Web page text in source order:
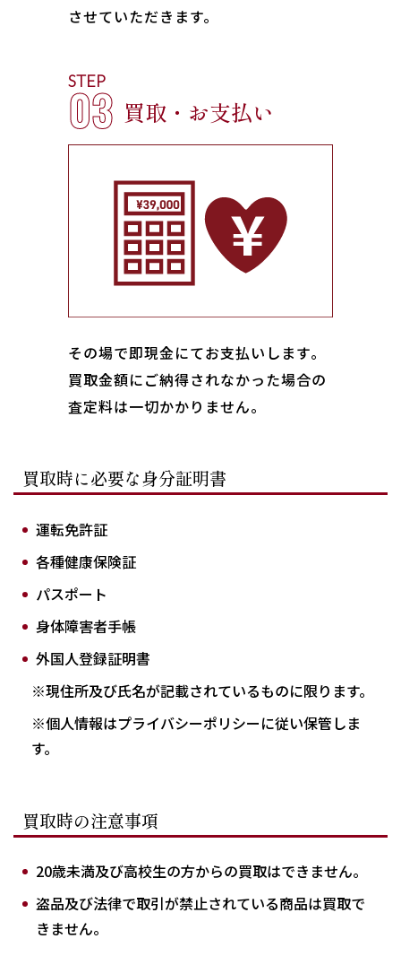
させていただきます。
STEP
03 買取・お支払い
その場で即現金にてお支払いします｡
買取金額にご納得されなかった場合の
査定料は一切かかりません。
買取時に必要な身分証明書
運転免許証
各種健康保険証
パスポート
身体障害者手帳
外国人登録証明書
※現住所及び氏名が記載されているものに限ります。
※個人情報はプライバシーポリシーに従い保管しま
す。
買取時の注意事項
20歳未満及び高校生の方からの買取はできません。
盗品及び法律で取引が禁止されている商品は買取で
きません。